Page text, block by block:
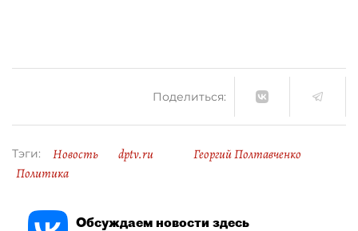
Поделиться:
Тэги: Новость dptv.ru
Георгий Полтавченко
Политика
Обсуждаем новости здесь